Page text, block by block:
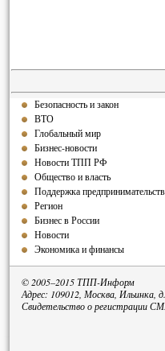
Безопасность и закон
ВТО
Глобальный мир
Бизнес-новости
Новости ТПП РФ
Общество и власть
Поддержка
Регион
Бизнес в России
Новости
Экономика и финансы
© 2005–2015 ТПП-Информ
Адрес: 109012, Москва, Ильинка,
Свидетельство о регистрации